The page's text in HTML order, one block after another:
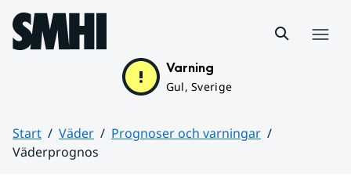
Hoppa till sidans innehåll
Varning
Gul, Sverige
Start Väder
Prognoser och varningar
Väderprognos